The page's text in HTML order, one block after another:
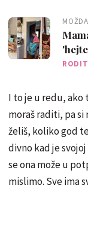
I to je u redu, ako
moraš raditi, pa
želiš, koliko god
divno kad je
se ona može u
mislimo. Sve ima